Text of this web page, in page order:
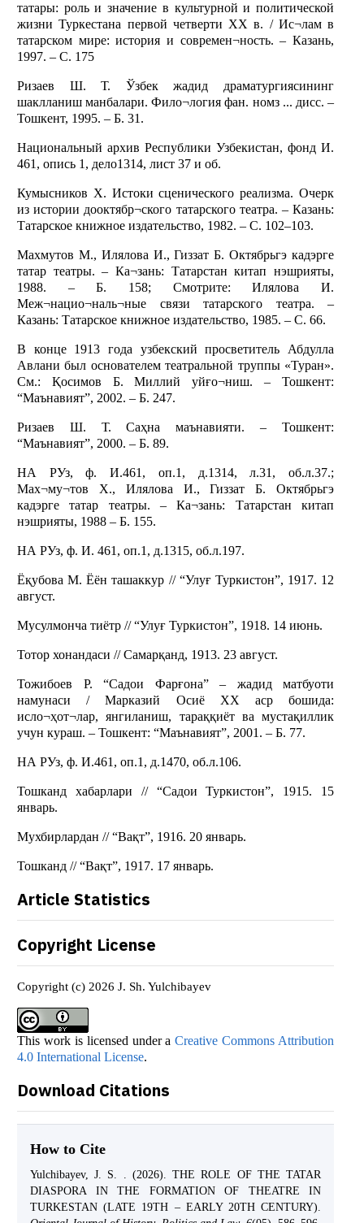
татары: роль и значение в культурной и политической
жизни Туркестана первой четверти XX в. / Ис¬лам в
татарском мире: история и современ¬ность. – Казань,
1997. – С. 175
Ризаев Ш. Т. Ўзбек жадид драматургиясининг
шаклланиш манбалари. Фило¬логия фан. номз ... дисс. –
Тошкент, 1995. – Б. 31.
Национальный архив Республики Узбекистан, фонд И.
461, опись 1, дело1314, лист 37 и об.
Кумысников Х. Истоки сценического реализма. Очерк
из истории дооктябр¬ского татарского театра. – Казань:
Татарское книжное издательство, 1982. – С. 102–103.
Махмутов М., Илялова И., Гиззат Б. Октябрьгэ кадэрге
татар театры. – Ка¬зань: Татарстан китап нэшрияты,
1988. – Б. 158; Смотрите: Илялова И.
Меж¬нацио¬наль¬ные связи татарского театра. –
Казань: Татарское книжное издательство, 1985. – С. 66.
В конце 1913 года узбекский просветитель Абдулла
Авлани был основателем театральной труппы «Туран».
См.: Қосимов Б. Миллий уйғо¬ниш. – Тошкент:
“Маънавият”, 2002. – Б. 247.
Ризаев Ш. Т. Саҳна маънавияти. – Тошкент:
“Маънавият”, 2000. – Б. 89.
НА РУз, ф. И.461, оп.1, д.1314, л.31, об.л.37.;
Мах¬му¬тов Х., Илялова И., Гиззат Б. Октябрьгэ
кадэрге татар театры. – Ка¬зань: Татарстан китап
нэшрияты, 1988 – Б. 155.
НА РУз, ф. И. 461, оп.1, д.1315, об.л.197.
Ёқубова М. Ёён ташаккур // “Улуғ Туркистон”, 1917. 12
август.
Мусулмонча тиётр // “Улуғ Туркистон”, 1918. 14 июнь.
Тотор хонандаси // Самарқанд, 1913. 23 август.
Тожибоев Р. “Садои Фарғона” – жадид матбуоти
намунаси / Марказий Осиё ХХ аср бошида:
исло¬ҳот¬лар, янгиланиш, тараққиёт ва мустақиллик
учун кураш. – Тошкент: “Маънавият”, 2001. – Б. 77.
НА РУз, ф. И.461, оп.1, д.1470, об.л.106.
Тошканд хабарлари // “Садои Туркистон”, 1915. 15
январь.
Мухбирлардан // “Вақт”, 1916. 20 январь.
Тошканд // “Вақт”, 1917. 17 январь.
Article Statistics
Copyright License
Copyright (c) 2026 J. Sh. Yulchibayev
This work is licensed under aCreative Commons Attribution
4.0 International License.
Download Citations
How to Cite
Yulchibayev, J. S. . (2026). THE ROLE OF THE TATAR
DIASPORA IN THE FORMATION OF THEATRE IN
TURKESTAN (LATE 19TH – EARLY 20TH CENTURY).